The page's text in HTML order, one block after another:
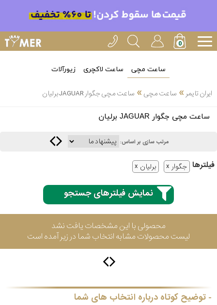
ساعت مچی ساعت لاکچری زیورآلات
ایران تایمر » ساعت مچی» ساعت مچی جگوار JAGUAR برلیان
ساعت مچی جگوار JAGUAR برلیان
مرتب سازی بر اساس:
فیلتر‌ها جگوار برلیان
نمایش فیلترهای جستجو
محصولی با این مشخصات یافت نشد
لیست محصولات مشابه انتخاب شما در زیر آمده است
توضیح کوتاه درباره انتخاب های شما
انتخاب
بین 3
3
سیکو
سیتیزن
اورینت